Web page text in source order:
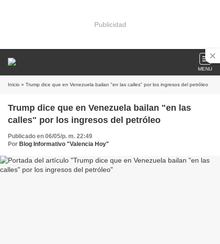
Publicidad
MENU
Inicio » Trump dice que en Venezuela bailan "en las calles" por los ingresos del petróleo
Trump dice que en Venezuela bailan "en las
calles" por los ingresos del petróleo
Publicado en 06/05/p. m. 22:49
Por Blog Informativo "Valencia Hoy"